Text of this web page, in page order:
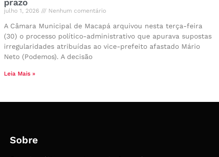
prazo
julho 1, 2026 Nenhum comentário
A Câmara Municipal de Macapá arquivou nesta terça-feira
(30) o processo político-administrativo que apurava supostas
irregularidades atribuídas ao vice-prefeito afastado Mário
Neto (Podemos). A decisão
Leia Mais »
Sobre